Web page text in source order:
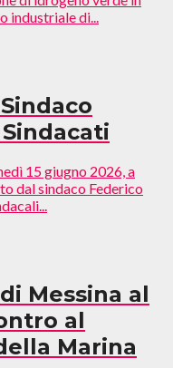
industriale di...
15 giugno 2026, a
dal sindaco Federico
Messina al
al
Marina